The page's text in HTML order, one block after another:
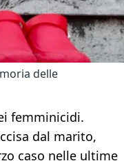
delle
femminicidi.
dal marito,
caso nelle ultime